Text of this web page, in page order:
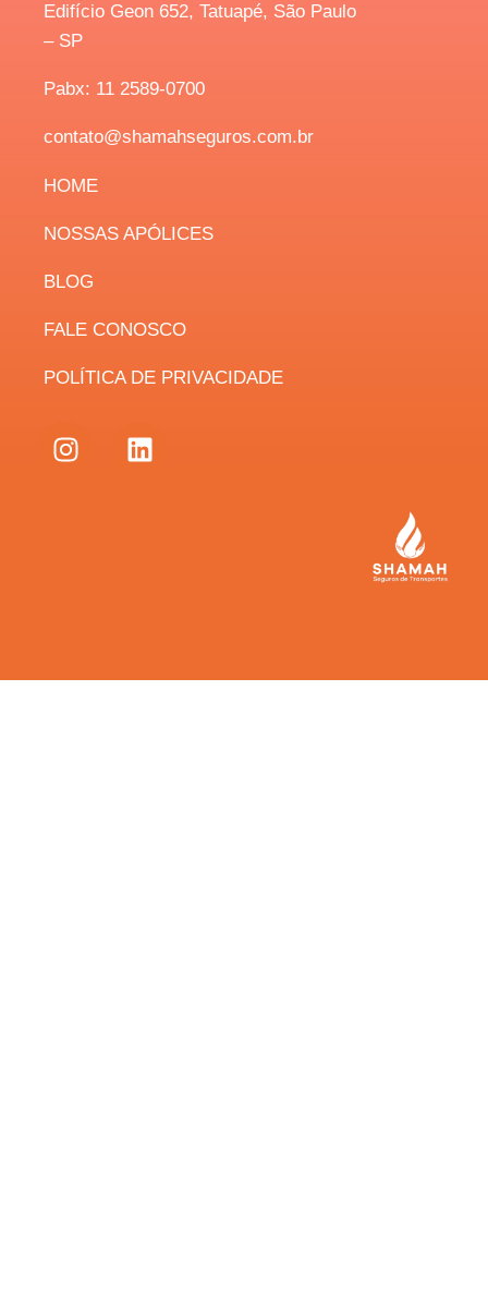
Edifício Geon 652, Tatuapé, São Paulo
– SP
Pabx: 11 2589-0700
contato@shamahseguros.com.br
HOME
NOSSAS APÓLICES
BLOG
FALE CONOSCO
POLÍTICA DE PRIVACIDADE